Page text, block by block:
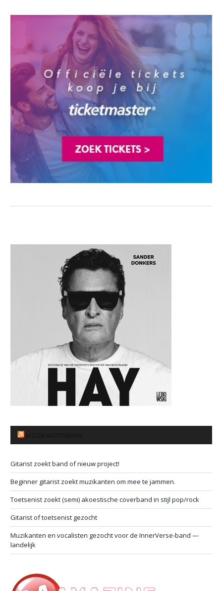
Gitarist zoekt band of nieuw project!
Beginner gitarist zoekt muzikanten om mee te jammen.
Toetsenist zoekt (semi) akoestische coverband in stijl pop/rock
Gitarist of toetsenist gezocht
Muzikanten en vocalisten gezocht voor de InnerVerse-band —
landelijk